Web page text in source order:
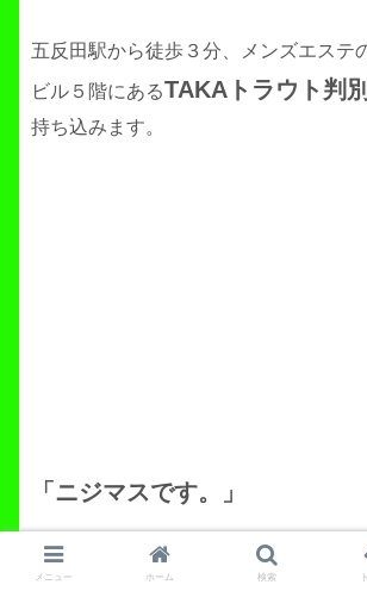
五反田駅から徒歩３分、メンズエステ
ビル５階にあるTAKAトラウト判
持ち込みます。
「ニジマスです。」
メニュー ホーム 検索